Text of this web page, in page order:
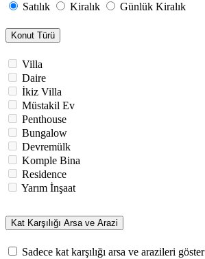
Satılık Kiralık Günlük Kiralık
Konut Türü
Villa
Daire
İkiz Villa
Müstakil Ev
Penthouse
Bungalow
Devremülk
Komple Bina
Residence
Yarım İnşaat
Kat Karşılığı Arsa ve Arazi
Sadece kat karşılığı arsa ve arazileri göster